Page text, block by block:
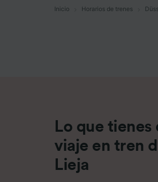
Inicio Horarios de trenes
Lo que tienes
viaje en tren
Lieja